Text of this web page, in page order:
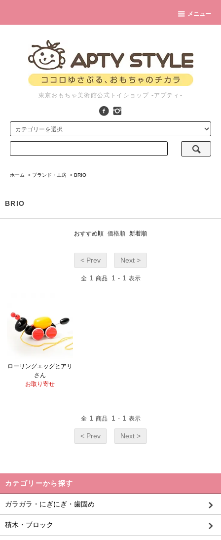
メニュー
東京おもちゃ美術館公式トイショップ -アプティ-
ホーム > ブランド・工房 > BRIO
BRIO
おすすめ順 価格順 新着順
< Prev Next >
全 1 商品 1 - 1 表示
ローリングエッグとアリ
さん
お取り寄せ
全 1 商品 1 - 1 表示
< Prev Next >
カテゴリーから探す
ガラガラ・にぎにぎ・歯固め
積木・ブロック